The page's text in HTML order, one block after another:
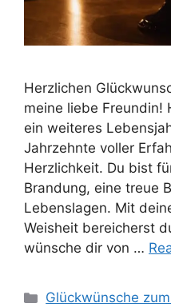
Herzlichen
meine liebe Freundin!
ein weiteres
Jahrzehnte voller
Herzlichkeit. Du bist
Brandung, eine treue
Lebenslagen. Mit
Weisheit bereicherst
wünsche dir von …
Categories
Glückwünsche